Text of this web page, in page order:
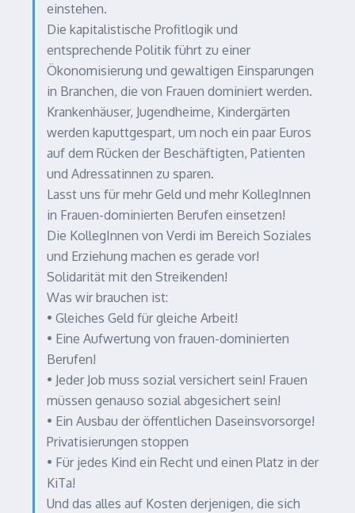
einstehen.
Die kapitalistische Profitlogik und
entsprechende Politik führt zu einer
Ökonomisierung und gewaltigen Einsparungen
in Branchen, die von Frauen dominiert werden.
Krankenhäuser, Jugendheime, Kindergärten
werden kaputtgespart, um noch ein paar Euros
auf dem Rücken der Beschäftigten, Patienten
und Adressatinnen zu sparen.
Lasst uns für mehr Geld und mehr KollegInnen
in Frauen-dominierten Berufen einsetzen!
Die KollegInnen von Verdi im Bereich Soziales
und Erziehung machen es gerade vor!
Solidarität mit den Streikenden!
Was wir brauchen ist:
• Gleiches Geld für gleiche Arbeit!
• Eine Aufwertung von frauen-dominierten
Berufen!
• Jeder Job muss sozial versichert sein! Frauen
müssen genauso sozial abgesichert sein!
• Ein Ausbau der öffentlichen Daseinsvorsorge!
Privatisierungen stoppen
• Für jedes Kind ein Recht und einen Platz in der
KiTa!
Und das alles auf Kosten derjenigen, die sich